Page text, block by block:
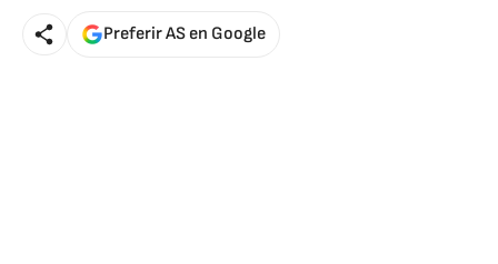
Preferir AS en Google